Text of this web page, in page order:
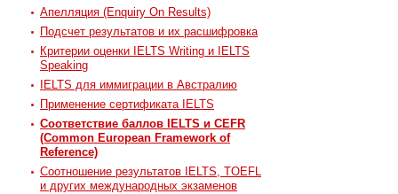
Апелляция (Enquiry On Results)
Подсчет результатов и их расшифровка
Критерии оценки IELTS Writing и IELTS
Speaking
IELTS для иммиграции в Австралию
Применение сертификата IELTS
Соответствие баллов IELTS и CEFR
(Common European Framework of
Reference)
Соотношение результатов IELTS, TOEFL
и других международных экзаменов